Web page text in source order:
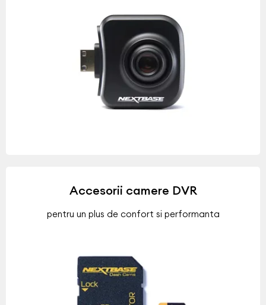
Accesorii camere DVR
pentru un plus de confort si performanta